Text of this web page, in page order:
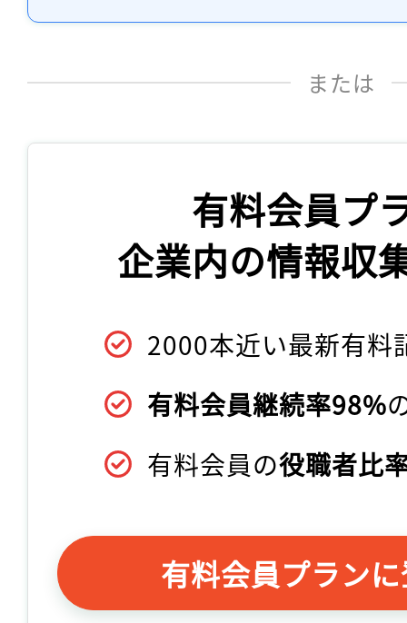
または
有料会員プ
企業内の情報収
2000本近い最新有料
有料会員継続率98%
有料会員の役職者比
有料会員プラン